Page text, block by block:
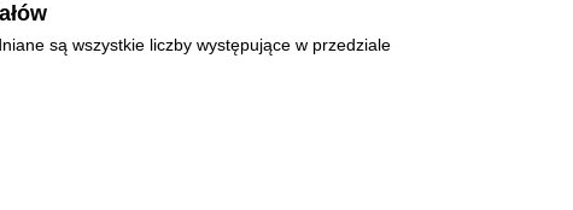
są wszystkie liczby występujące w przedziale